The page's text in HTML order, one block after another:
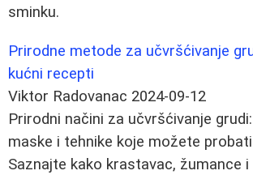
sminku.
Prirodne metode za učvršćivanje
kućni recepti
Viktor Radovanac 2024-09-12
Prirodni načini za učvršćivanje
maske i tehnike koje možete
Saznajte kako krastavac, žumance